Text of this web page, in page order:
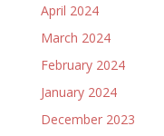
April 2024
March 2024
February 2024
January 2024
December 2023